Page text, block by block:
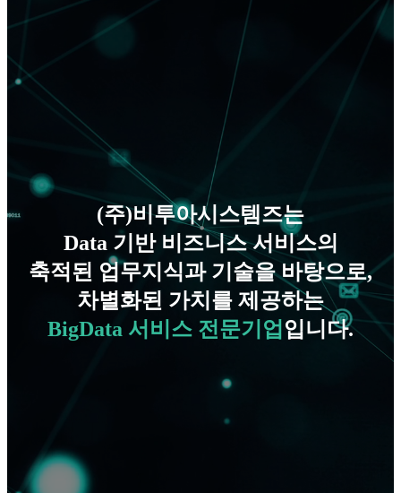
(주)비투아시스템즈는
Data 기반 비즈니스 서비스의
축적된 업무지식과 기술을 바탕으로,
차별화된 가치를 제공하는
BigData 서비스 전문기업 입니다.